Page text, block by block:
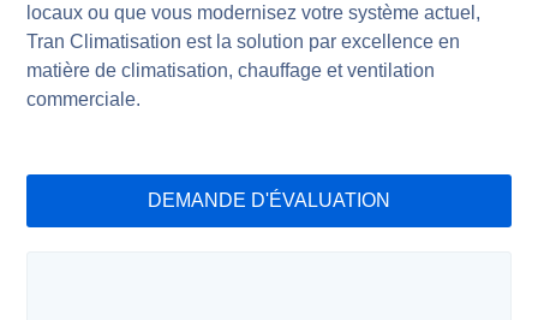
locaux ou que vous modernisez votre système actuel,
Tran Climatisation est la solution par excellence en
matière de climatisation, chauffage et ventilation
commerciale.
DEMANDE D'ÉVALUATION